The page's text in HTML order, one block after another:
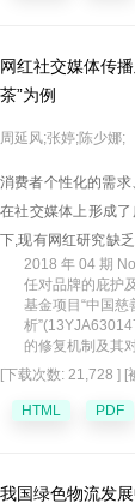
网红社交媒体传
茶”为例
周延风;张婷;陈少娜;
消费者个性化的需
在社交媒体上形成
下,现有网红研究缺
感分析。文章以网
博、腾讯微信等媒
掘及可视化分析,对
注、转发对网红社
红时具有不同的情感
分为五类。基于此,
2018 年 04 期
任对品牌的庇护
基金项目“中国慈
析
的修复机制及其
[下载次数: 21,728 ] [
HTML PDF
我国绿色物流发